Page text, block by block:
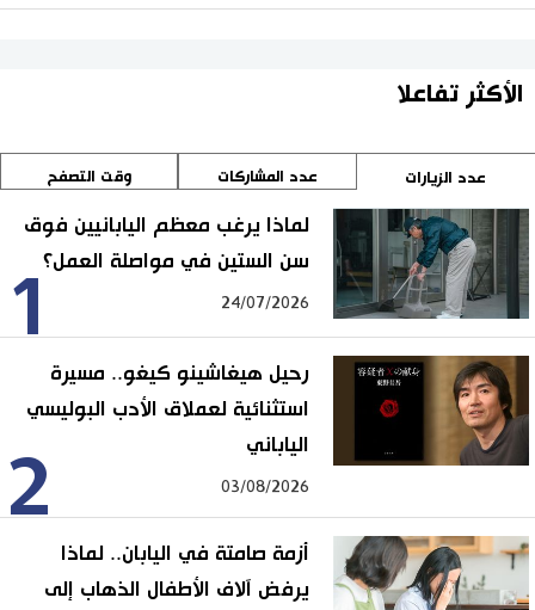
الأكثر تفاعلا
عدد الزيارات عدد المشاركات وقت التصفح
1
لماذا يرغب معظم اليابانيين فوق
سن الستين في مواصلة العمل؟
24/07/2026
2
رحيل هيغاشينو كيغو.. مسيرة
استثنائية لعملاق الأدب البوليسي
الياباني
03/08/2026
أزمة صامتة في اليابان.. لماذا
يرفض آلاف الأطفال الذهاب إلى